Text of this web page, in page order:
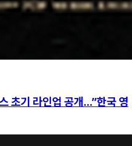
초기 라인업 공개...”한국 영